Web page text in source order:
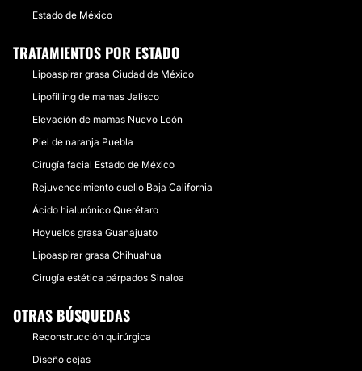
Estado de México
TRATAMIENTOS POR ESTADO
Lipoaspirar grasa Ciudad de México
Lipofilling de mamas Jalisco
Elevación de mamas Nuevo León
Piel de naranja Puebla
Cirugía facial Estado de México
Rejuvenecimiento cuello Baja California
Ácido hialurónico Querétaro
Hoyuelos grasa Guanajuato
Lipoaspirar grasa Chihuahua
Cirugía estética párpados Sinaloa
OTRAS BÚSQUEDAS
Reconstrucción quirúrgica
Diseño cejas